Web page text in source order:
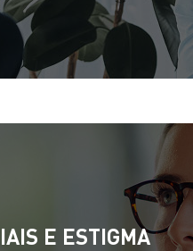
E ESTIGMA